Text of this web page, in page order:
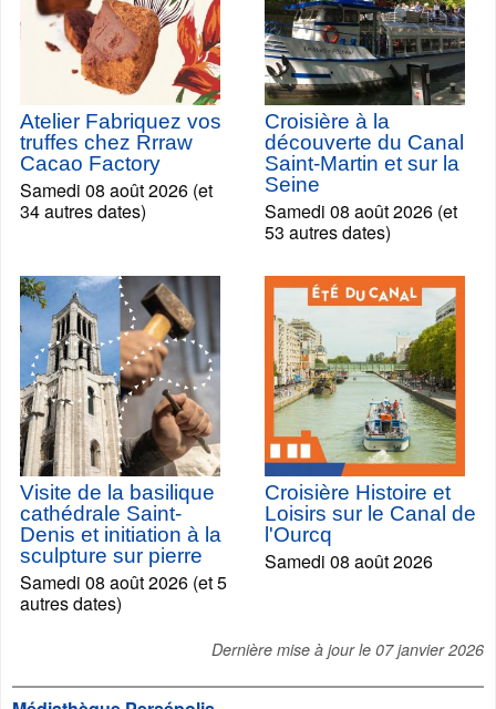
Atelier Fabriquez vos
truffes chez Rrraw
Cacao Factory
Samedi 08 août 2026 (et
34 autres dates)
Croisière à la
découverte du Canal
Saint-Martin et sur la
Seine
Samedi 08 août 2026 (et
53 autres dates)
Visite de la basilique
cathédrale Saint-
Denis et initiation à la
sculpture sur pierre
Samedi 08 août 2026 (et 5
autres dates)
Croisière Histoire et
Loisirs sur le Canal de
l'Ourcq
Samedi 08 août 2026
Dernière mise à jour le 07 janvier 2026